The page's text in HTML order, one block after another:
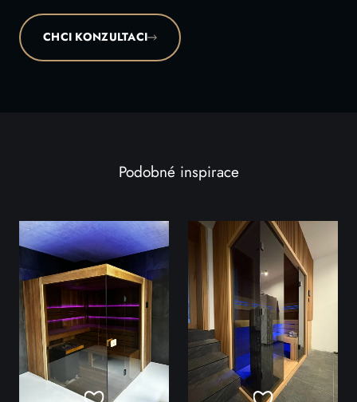
CHCI KONZULTACI
Podobné inspirace